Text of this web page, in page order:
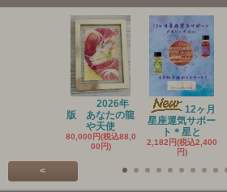
2026年
版 あなたの龍
や天使
80,000円(税込88,0
00円)
12ヶ月
星座運気サポー
ト＊星と
2,182円(税込2,400
円)
<